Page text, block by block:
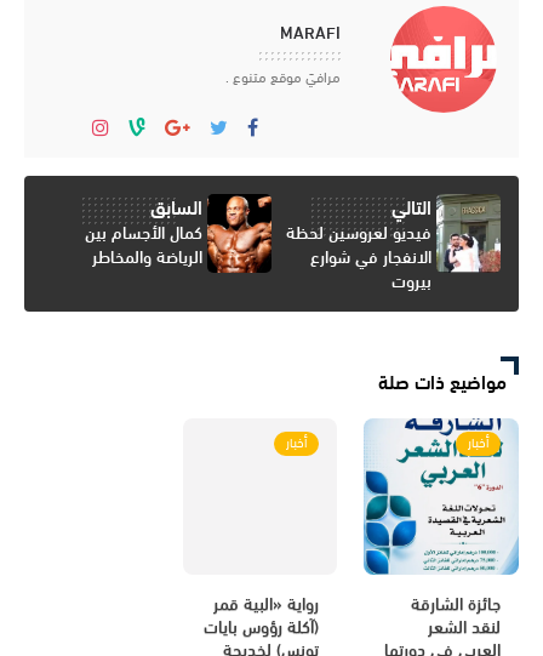
MARAFI
مرافيَ موقع متنوع .
التالي
فيديو لعروسين لحظة
الانفجار في شوارع
بيروت
السابق
كمال الأجسام بين
الرياضة والمخاطر
مواضيع ذات صلة
أخبار
جائزة الشارقة
لنقد الشعر
العربي في دورتها
أخبار
رواية «البية قمر
(آكلة رؤوس بايات
تونس) لخديجة